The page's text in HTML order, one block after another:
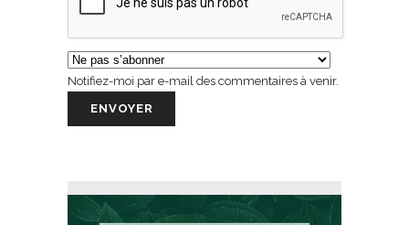
Notifiez-moi par e-mail des commentaires à venir.